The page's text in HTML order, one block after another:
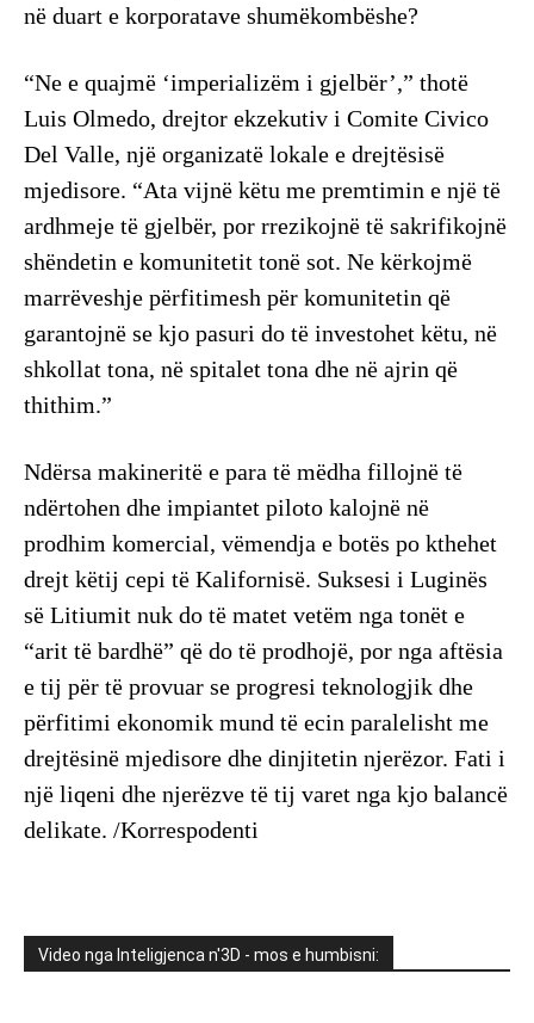
në duart e korporatave shumëkombëshe?
“Ne e quajmë ‘imperializëm i gjelbër’,” thotë
Luis Olmedo, drejtor ekzekutiv i Comite Civico
Del Valle, një organizatë lokale e drejtësisë
mjedisore. “Ata vijnë këtu me premtimin e një të
ardhmeje të gjelbër, por rrezikojnë të sakrifikojnë
shëndetin e komunitetit tonë sot. Ne kërkojmë
marrëveshje përfitimesh për komunitetin që
garantojnë se kjo pasuri do të investohet këtu, në
shkollat tona, në spitalet tona dhe në ajrin që
thithim.”
Ndërsa makineritë e para të mëdha fillojnë të
ndërtohen dhe impiantet piloto kalojnë në
prodhim komercial, vëmendja e botës po kthehet
drejt këtij cepi të Kalifornisë. Suksesi i Luginës
së Litiumit nuk do të matet vetëm nga tonët e
“arit të bardhë” që do të prodhojë, por nga aftësia
e tij për të provuar se progresi teknologjik dhe
përfitimi ekonomik mund të ecin paralelisht me
drejtësinë mjedisore dhe dinjitetin njerëzor. Fati i
një liqeni dhe njerëzve të tij varet nga kjo balancë
delikate. /Korrespodenti
Video nga Inteligjenca n'3D - mos e humbisni: